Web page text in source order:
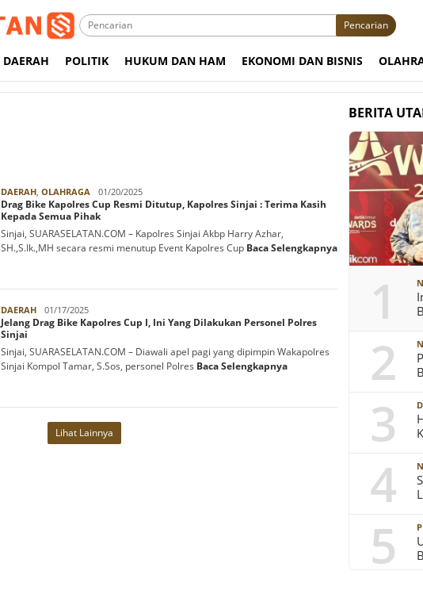
Pencarian
DAERAH POLITIK HUKUM DAN HAM EKONOMI DAN BISNIS
DAERAH, OLAHRAGA Azhari
01/20/2025
Drag Bike Kapolres Cup Resmi Ditutup, Kapolres Sinjai : Terima Kasih
Kepada Semua Pihak
Sinjai, SUARASELATAN.COM – Kapolres Sinjai Akbp Harry Azhar,
SH.,S.Ik.,MH secara resmi menutup Event Kapolres Cup Baca Selengkapnya
DAERAHAzhari
01/17/2025
Jelang Drag Bike Kapolres Cup I, Ini Yang Dilakukan Personel Polres
Sinjai
Sinjai, SUARASELATAN.COM – Diawali apel pagi yang dipimpin Wakapolres
Sinjai Kompol Tamar, S.Sos, personel Polres Baca Selengkapnya
Lihat Lainnya
BERITA
1
2
3
4
5